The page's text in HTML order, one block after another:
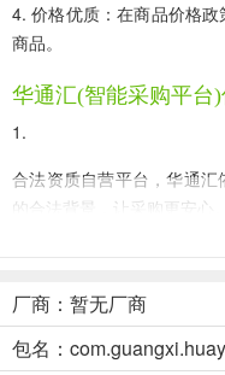
4. 价格优质：在商品价格
商品。
华通汇(智能采购平台
1.
合法资质自营平台，华通
的合法背景，让采购更安心。
整合丰富渠道资源，能为客
3.
厂商：暂无厂商
包名：